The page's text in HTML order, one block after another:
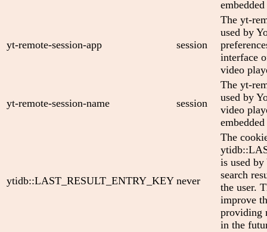
yt-remote-session-app session
The yt-
used by
interface
video
yt-remote-session-name session
The yt-
used by
video
ytidb::LAST_RESULT_ENTRY_KEY never
The
is used by
search
the user.
improve
providing
in the